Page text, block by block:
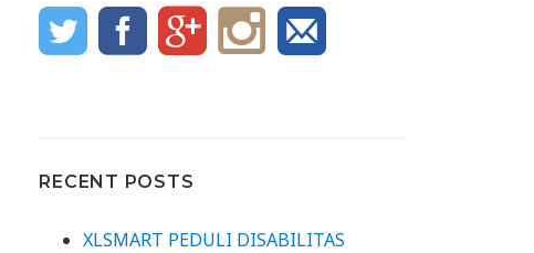
RECENT POSTS
XLSMART PEDULI DISABILITAS